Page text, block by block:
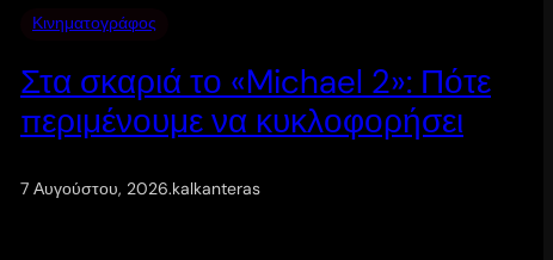
Κινηματογράφος
Στα σκαριά το «Michael 2»: Πότε
περιμένουμε να κυκλοφορήσει
7 Αυγούστου, 2026.kalkanteras